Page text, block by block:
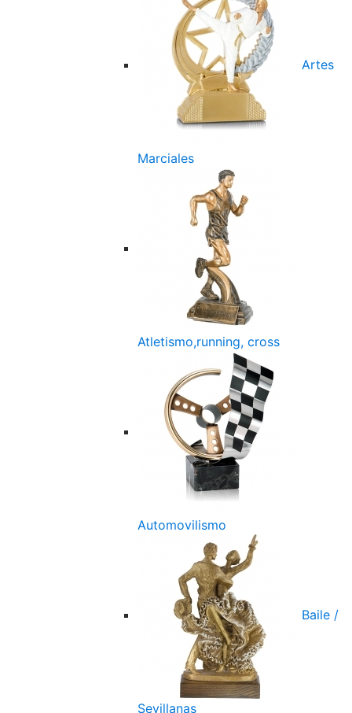
Artes
Marciales
Atletismo,running, cross
Automovilismo
Baile /
Sevillanas